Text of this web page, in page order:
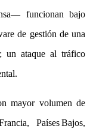
funcionan bajo
de gestión de una
un ataque al tráfico
mayor volumen de
Países Bajos,